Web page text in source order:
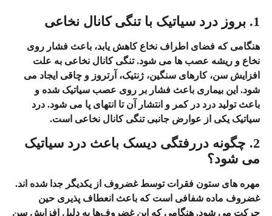
هنگامی که فضای اطراف نخاع کاهش یابد، باعث فشار روی
نخاع و ریشه عصب ها می‌ شود.تنگی کانال نخاعی به علت
افزایش سن، کار‌های سنگین، ژنتیک، آرتروز و چاقی ایجاد می‌
شود. این بیماری باعثفشار بر روی عصب سیاتیکشده و
باعث تولید درد در کمر و انتشار آن تا انتهای پا می‌ شود. درد
سیاتیک یکی از عوارض جانبی تنگی کانال نخاعی است.
2. چگونه دررفتگی دیسک باعث درد سیاتیک
می‌ شود؟
مهره‌ های ستون فقرات توسطغضروفاز یکدیگر جدا شده اند.
غضروف ماده شفافی است که باعث انعطاف پذیری حین
حرکت می‌ شود. هنگامی که این غضروف‌ها به دلیل افزایش سن